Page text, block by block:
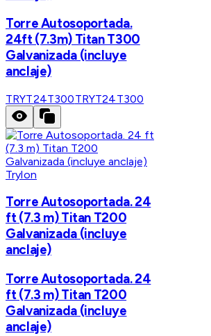
Torre Autosoportada.
24ft (7.3m) Titan T300
Galvanizada (incluye
anclaje)
TRYT24T300TRYT24T300
Trylon
Torre Autosoportada. 24
ft (7.3 m) Titan T200
Galvanizada (incluye
anclaje)
Torre Autosoportada. 24
ft (7.3 m) Titan T200
Galvanizada (incluye
anclaje)